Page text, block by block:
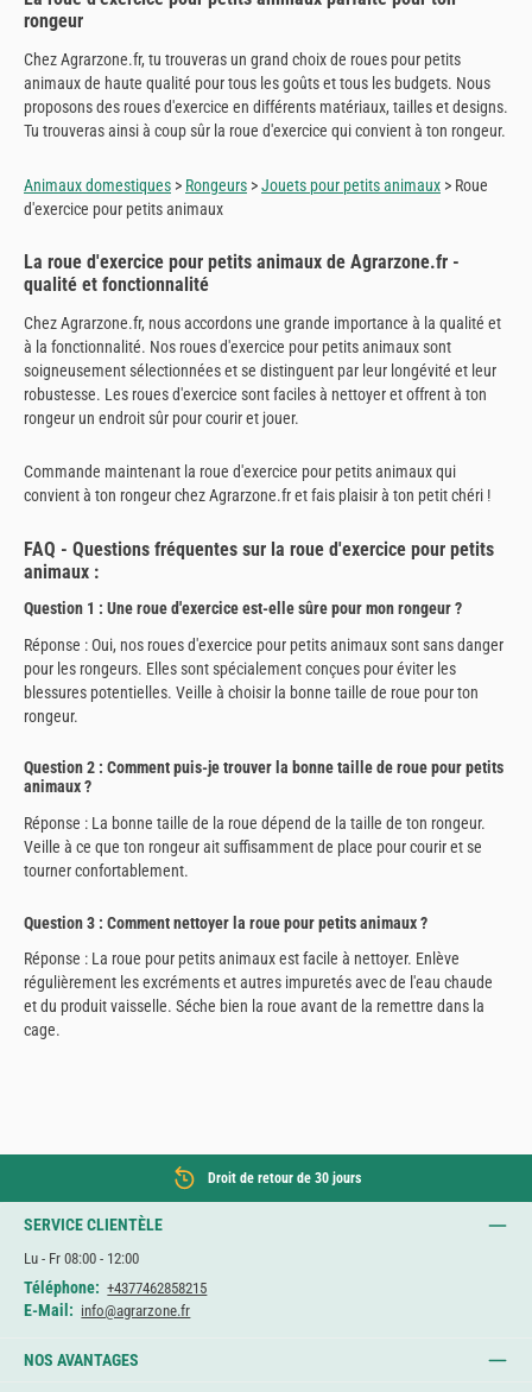
rongeur
Chez Agrarzone.fr, tu trouveras un grand choix de roues pour petits
animaux de haute qualité pour tous les goûts et tous les budgets. Nous
proposons des roues d'exercice en différents matériaux, tailles et designs.
Tu trouveras ainsi à coup sûr la roue d'exercice qui convient à ton rongeur.
Animaux domestiques > Rongeurs >Jouets pour petits animaux > Roue
d'exercice pour petits animaux
La roue d'exercice pour petits animaux de Agrarzone.fr -
qualité et fonctionnalité
Chez Agrarzone.fr, nous accordons une grande importance à la qualité et
à la fonctionnalité. Nos roues d'exercice pour petits animaux sont
soigneusement sélectionnées et se distinguent par leur longévité et leur
robustesse. Les roues d'exercice sont faciles à nettoyer et offrent à ton
rongeur un endroit sûr pour courir et jouer.
Commande maintenant la roue d'exercice pour petits animaux qui
convient à ton rongeur chez Agrarzone.fr et fais plaisir à ton petit chéri !
FAQ - Questions fréquentes sur la roue d'exercice pour petits
animaux :
Question 1 : Une roue d'exercice est-elle sûre pour mon rongeur ?
Réponse : Oui, nos roues d'exercice pour petits animaux sont sans danger
pour les rongeurs. Elles sont spécialement conçues pour éviter les
blessures potentielles. Veille à choisir la bonne taille de roue pour ton
rongeur.
Question 2 : Comment puis-je trouver la bonne taille de roue pour petits
animaux ?
Réponse : La bonne taille de la roue dépend de la taille de ton rongeur.
Veille à ce que ton rongeur ait suffisamment de place pour courir et se
tourner confortablement.
Question 3 : Comment nettoyer la roue pour petits animaux ?
Réponse : La roue pour petits animaux est facile à nettoyer. Enlève
régulièrement les excréments et autres impuretés avec de l'eau chaude
et du produit vaisselle. Séche bien la roue avant de la remettre dans la
cage.
Droit de retour de 30 jours
SERVICE CLIENTÈLE
Lu - Fr 08:00 - 12:00
Téléphone: +4377462858215
E-Mail: info@agrarzone.fr
NOS AVANTAGES